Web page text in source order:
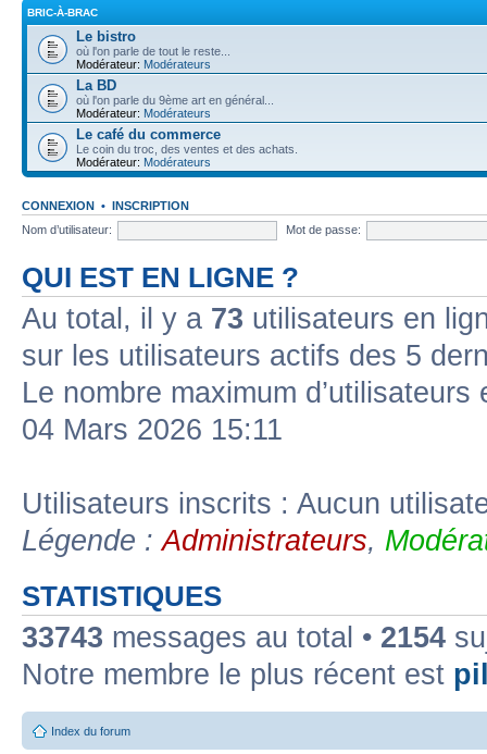
BRIC-À-BRAC
Le bistro
où l'on parle de tout le reste...
Modérateur: Modérateurs
La BD
où l'on parle du 9ème art en général...
Modérateur: Modérateurs
Le café du commerce
Le coin du troc, des ventes et des achats.
Modérateur: Modérateurs
CONNEXION • INSCRIPTION
Nom d’utilisateur:
Mot de passe:
QUI EST EN LIGNE ?
Au total, il y a 73 utilisateurs en
sur les utilisateurs actifs des 5
Le nombre maximum
04 Mars 2026 15:11
Utilisateurs inscrits : Aucun
Légende :Administrateurs,
STATISTIQUES
33743 messages au total • 2154
Notre membre le plus récent est
Index du forum